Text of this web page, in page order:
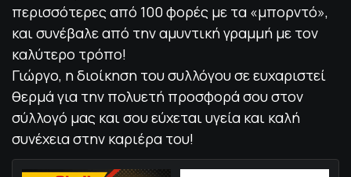
περισσότερες από 100 φορές με τα «μπορντό»,
και συνέβαλε από την αμυντική γραμμή με τον
καλύτερο τρόπο!
Γιώργο, η διοίκηση του συλλόγου σε ευχαριστεί
θερμά για την πολυετή προσφορά σου στον
σύλλογό μας και σου εύχεται υγεία και καλή
συνέχεια στην καριέρα του!